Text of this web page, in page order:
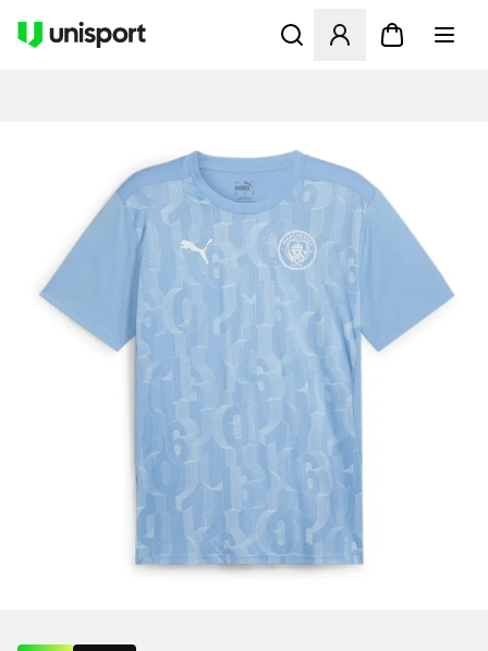
Åbner en Modal til at